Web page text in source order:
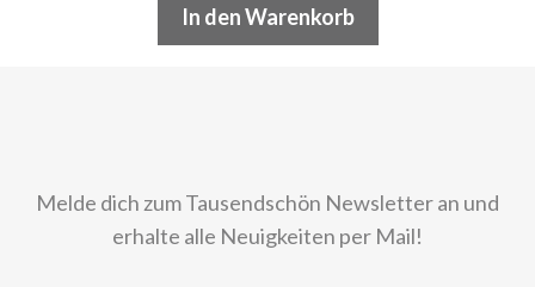
In den Warenkorb
Melde dich zum Tausendschön Newsletter an und
erhalte alle Neuigkeiten per Mail!